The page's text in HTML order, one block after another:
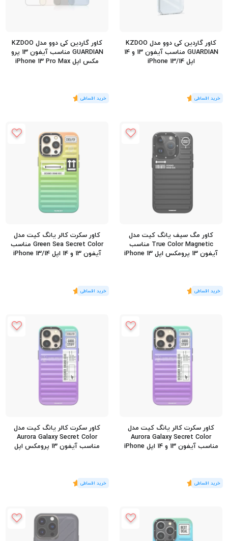
کاور گاردین کی‌ دوو مدل KZDOO
GUARDIAN مناسب آیفون 13 و 14
اپل iPhone 13/14
(1رای)
5
کاور گاردین کی‌ دوو مدل KZDOO
GUARDIAN مناسب آیفون 13 پرو
مکس اپل iPhone 13 Pro Max
(1رای)
5
کاور مگ‌ سیف یانگ کیت مدل
True Color Magnetic مناسب
آیفون 13 پرومکس اپل iPhone 13
(1رای)
5
کاور سکرت کالر یانگ کیت مدل
Green Sea Secret Color مناسب
آیفون 13 و 14 اپل iPhone 13/14
(1رای)
5
کاور سکرت کالر یانگ کیت مدل
Aurora Galaxy Secret Color
مناسب آیفون 13 و 14 اپل iPhone
(1رای)
5
کاور سکرت کالر یانگ کیت مدل
Aurora Galaxy Secret Color
مناسب آیفون 13 پرومکس اپل
(1رای)
5